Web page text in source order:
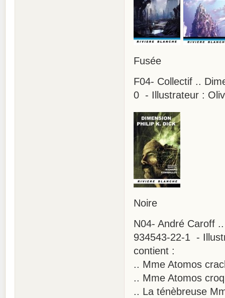
Fusée
F04- Collectif ..
0 - Illustrateur :
Noire
N04- André Caroff
934543-22-1 -
contient :
.. Mme Atomos
.. Mme Atomos
.. La ténèbreuse